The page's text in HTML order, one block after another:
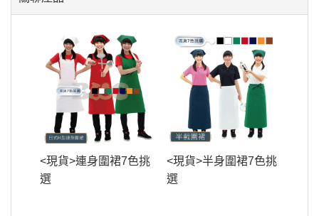
<現貨>連身圍裙7色挑
選
<現貨>半身圍裙7色挑
選